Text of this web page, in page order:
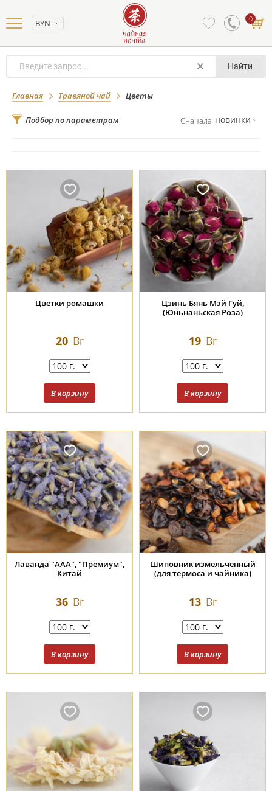
BYN 0
Найти
Главная Травяной чай Цветы
Цветы
Подбор по параметрам Сначала новинки
Цветки ромашки
20 Br
Цзинь Бянь Мэй Гуй,
(Юньнаньская Роза)
19 Br
Лаванда "ААА", "Премиум",
Китай
36 Br
Шиповник измельченный
(для термоса и чайника)
13 Br